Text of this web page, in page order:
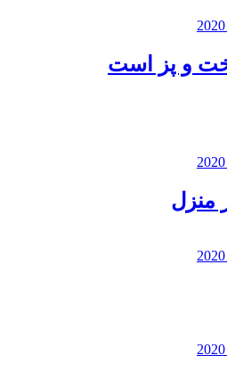
و پز است
منزل